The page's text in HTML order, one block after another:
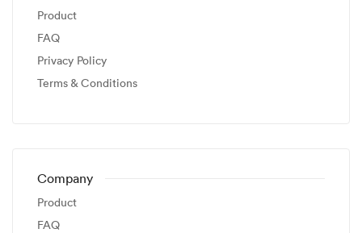
Product
FAQ
Privacy Policy
Terms & Conditions
Company
Product
FAQ